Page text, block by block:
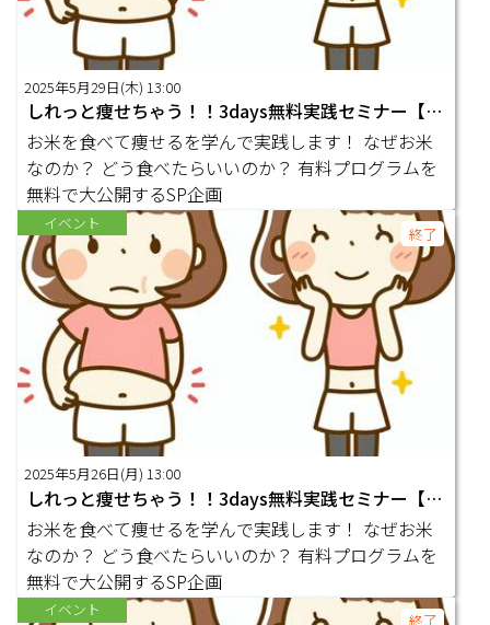
2025年5月29日(木) 13:00
しれっと痩せちゃう！！3days無料実践セミナー【3日目】
お米を食べて痩せるを学んで実践します！ なぜお米
なのか？ どう食べたらいいのか？ 有料プログラムを
無料で大公開するSP企画
イベント
終了
2025年5月26日(月) 13:00
しれっと痩せちゃう！！3days無料実践セミナー【2日目】
お米を食べて痩せるを学んで実践します！ なぜお米
なのか？ どう食べたらいいのか？ 有料プログラムを
無料で大公開するSP企画
イベント
終了